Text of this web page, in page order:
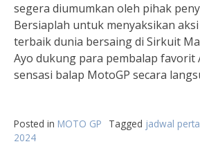
segera diumumkan oleh pihak
Bersiaplah untuk menyaksikan
terbaik dunia bersaing di Sirkuit
Ayo dukung para pembalap favorit
sensasi balap MotoGP secara
Posted in MOTO GP Tagged jadwal
2024